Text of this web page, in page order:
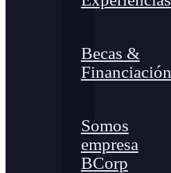
Becas &
Financiación
Somos
empresa
BCorp